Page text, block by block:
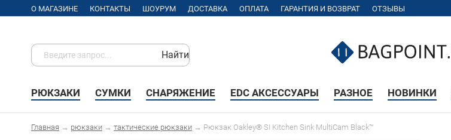
О МАГАЗИНЕ КОНТАКТЫ ШОУРУМ ДОСТАВКА ОПЛАТА ГАРАНТИЯ И ВОЗВРАТ ОТЗЫВЫ
Найти
РЮКЗАКИ СУМКИ СНАРЯЖЕНИЕ EDC АКСЕССУАРЫ РАЗНОЕ НОВИНКИ
Главная → рюкзаки → тактические рюкзаки → Рюкзак Oakley® SI Kitchen Sink MultiCam Black™